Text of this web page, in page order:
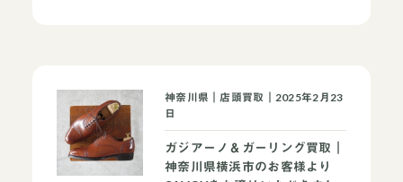
神奈川県｜店頭買取｜2025年2月23
日
ガジアーノ＆ガーリング買取｜
神奈川県横浜市のお客様より